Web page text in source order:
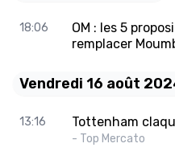
18:06
OM : les 5
remplacer
Vendredi 16 août
13:16 Tottenham
- Top Mercato